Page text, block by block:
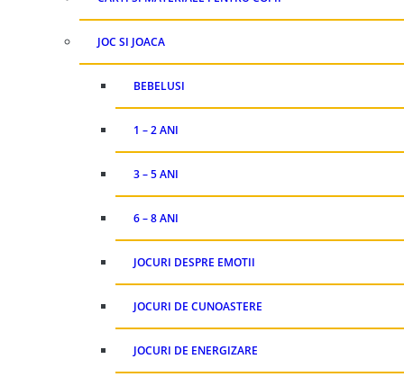
JOC SI JOACA
BEBELUSI
1 – 2 ANI
3 – 5 ANI
6 – 8 ANI
JOCURI DESPRE EMOTII
JOCURI DE CUNOASTERE
JOCURI DE ENERGIZARE